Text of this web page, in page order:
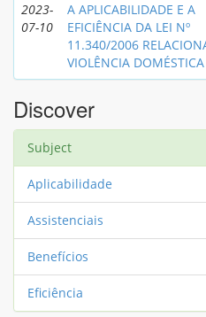
2023-
07-10
A APLICABILIDADE E A
EFICIÊNCIA DA LEI Nº
11.340/2006
VIOLÊNCIA DOMÉSTICA
Discover
Subject
Aplicabilidade
Assistenciais
Benefícios
Eficiência